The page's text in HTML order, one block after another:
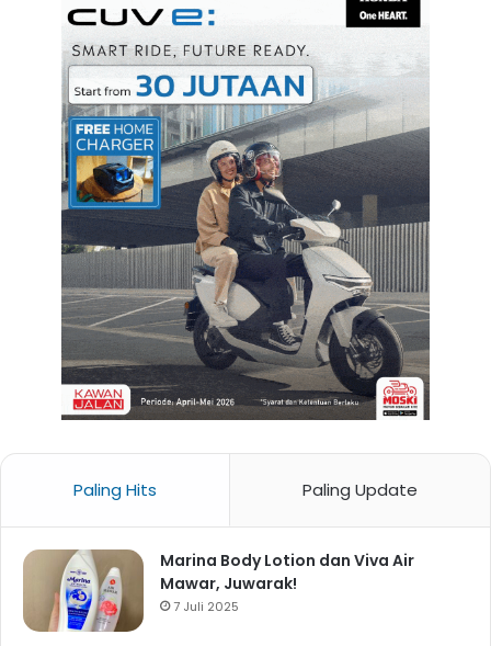
Paling Hits Paling Update
Marina Body Lotion dan Viva Air
Mawar, Juwarak!
7 Juli 2025